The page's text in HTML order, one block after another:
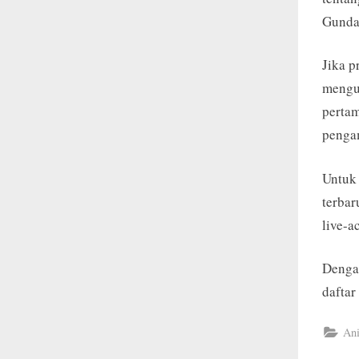
Jika
Untuk
live-
daftar